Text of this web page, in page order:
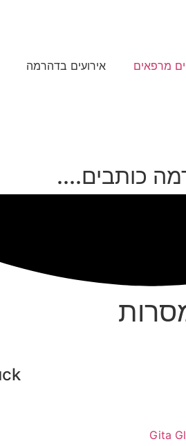
מרפאים אירועים בדהרמה
כותבים....
Gita